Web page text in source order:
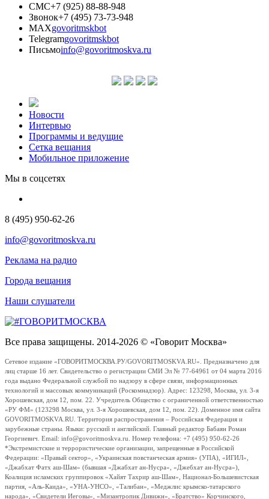
СМС+7 (925) 88-88-948
Звонок+7 (495) 73-73-948
MAXgovoritmskbot
Telegramgovoritmskbot
Письмоinfo@govoritmoskva.ru
Новости
Интервью
Программы и ведущие
Сетка вещания
Мобильное приложение
Мы в соцсетях
8 (495) 950-62-26
info@govoritmoskva.ru
Реклама на радио
Города вещания
Наши слушатели
Все права защищены. 2014-2026 © «Говорит Москва»
Сетевое издание «ГОВОРИТМОСКВА.РУ/GOVORITMOSKVA.RU». Предназначено для
лиц старше 16 лет. Свидетельство о регистрации СМИ Эл № 77-64961 от 04 марта 2016
года выдано Федеральной службой по надзору в сфере связи, информационных
технологий и массовых коммуникаций (Роскомнадзор). Адрес: 123298, Москва, ул. 3-я
Хорошевская, дом 12, пом. 22. Учредитель Общество с ограниченной ответственностью
«РУ ФМ» (123298 Москва, ул. 3-я Хорошевская, дом 12, пом. 22). Доменное имя сайта
GOVORITMOSKVA.RU. Территория распространения – Российская Федерация и
зарубежные страны. Языки: русский и английский. Главный редактор Бабаян Роман
Георгиевич. Email: info@govoritmoskva.ru. Номер телефона: +7 (495) 950-62-26
*Экстремистские и террористические организации, запрещенные в Российской
Федерации: «Правый сектор», «Украинская повстанческая армия» (УПА), «ИГИЛ»,
«Джабхат Фатх аш-Шам» (бывшая «Джабхат ан-Нусра», «Джебхат ан-Нусра»),
Коалиция исламских группировок «Хайят Тахрир аш-Шам», Национал-Большевистская
партия, «Аль-Каида», «УНА-УНСО», «Талибан», «Меджлис крымско-татарского
народа», «Свидетели Иеговы», «Мизантропик Дивижн», «Братство» Корчинского,